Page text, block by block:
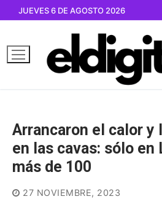
contenido
JUEVES 6 DE AGOSTO 2026
Arrancaron el calor y
en las cavas: sólo en
más de 100
27 NOVIEMBRE, 2023